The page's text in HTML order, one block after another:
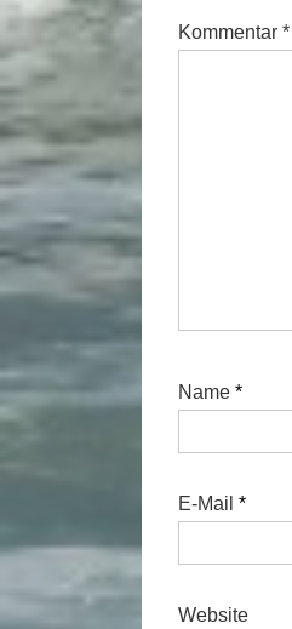
Kommentar *
Name *
E-Mail *
Website